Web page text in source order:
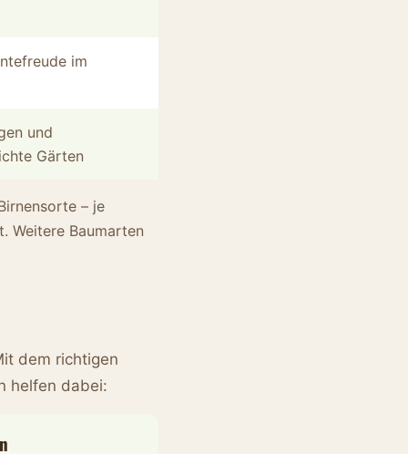
im
und
Gärten
– je
Weitere Baumarten
dem richtigen
helfen dabei: